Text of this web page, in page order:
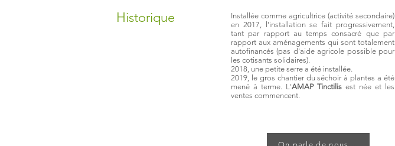
Historique
Installée comme agricultrice (activité secondaire)
en 2017, l'installation se fait progressivement,
tant par rapport au temps consacré que par
rapport aux aménagements qui sont totalement
autofinancés (pas d'aide agricole possible pour
les cotisants solidaires).
2018, une petite serre a été installée.
2019, le gros chantier du séchoir à plantes a été
mené à terme. L'AMAP Tinctilis est née et les
ventes commencent.